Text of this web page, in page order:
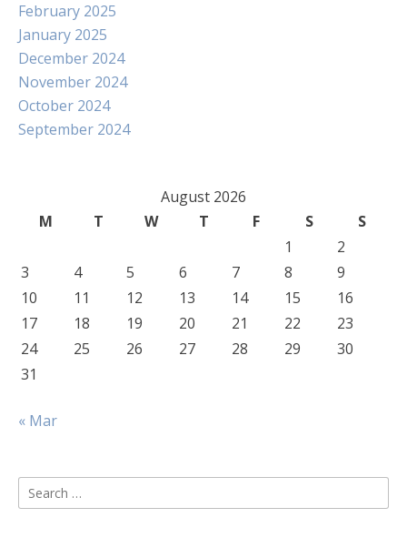
February 2025
January 2025
December 2024
November 2024
October 2024
September 2024
August 2026
M
T W T F S
S
1
2
3
4 5 6 7 8
9
10
11 12 13 14 15
16
17
18 19 20 21 22
23
24
25 26 27 28 29
30
31
« Mar
Search
for: